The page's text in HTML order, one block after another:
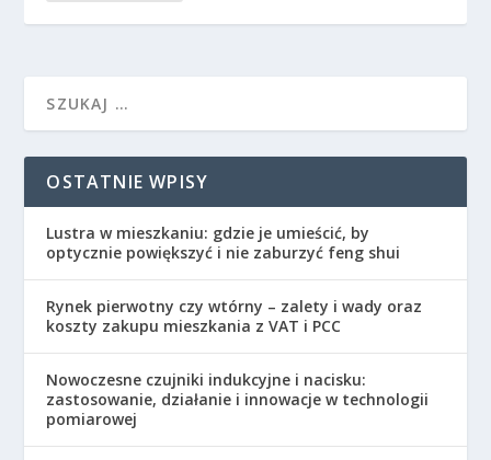
OSTATNIE WPISY
Lustra w mieszkaniu: gdzie je umieścić, by
optycznie powiększyć i nie zaburzyć feng shui
Rynek pierwotny czy wtórny – zalety i wady oraz
koszty zakupu mieszkania z VAT i PCC
Nowoczesne czujniki indukcyjne i nacisku:
zastosowanie, działanie i innowacje w technologii
pomiarowej